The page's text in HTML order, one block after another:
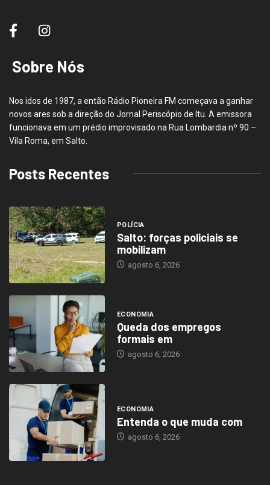
Sobre Nós
Nos idos de 1987, a então Rádio Pioneira FM começava a ganhar
novos ares sob a direção do Jornal Periscópio de Itu. A emissora
funcionava em um prédio improvisado na Rua Lombardia nº 90 –
Vila Roma, em Salto.
Posts Recentes
POLÍCIA
Salto: forças policiais se
mobilizam
agosto 6, 2026
ECONOMIA
Queda dos empregos
formais em
agosto 6, 2026
ECONOMIA
Entenda o que muda com
agosto 6, 2026